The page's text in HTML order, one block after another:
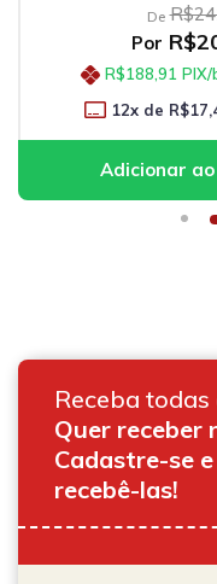
De
Por
R$188,91
12x de
Receba
Quer receber
Cadastre-se
recebê-las!